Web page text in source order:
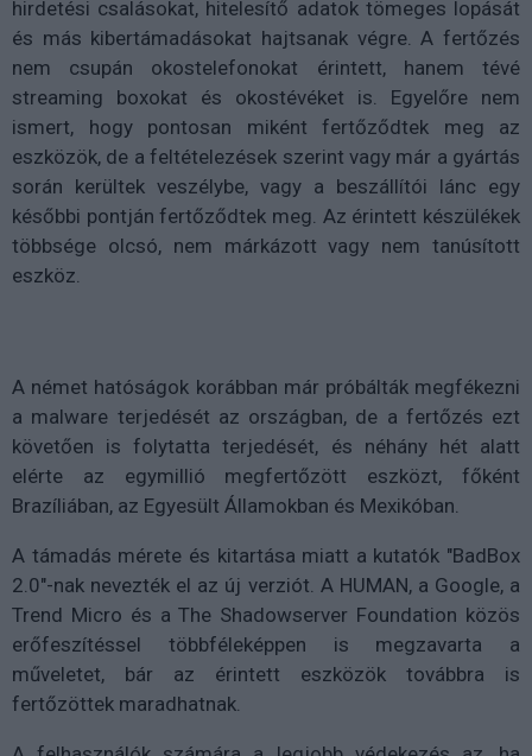
hirdetési csalásokat, hitelesítő adatok tömeges lopását
és más kibertámadásokat hajtsanak végre. A fertőzés
nem csupán okostelefonokat érintett, hanem tévé
streaming boxokat és okostévéket is. Egyelőre nem
ismert, hogy pontosan miként fertőződtek meg az
eszközök, de a feltételezések szerint vagy már a gyártás
során kerültek veszélybe, vagy a beszállítói lánc egy
későbbi pontján fertőződtek meg. Az érintett készülékek
többsége olcsó, nem márkázott vagy nem tanúsított
eszköz.
A német hatóságok korábban már próbálták megfékezni
a malware terjedését az országban, de a fertőzés ezt
követően is folytatta terjedését, és néhány hét alatt
elérte az egymillió megfertőzött eszközt, főként
Brazíliában, az Egyesült Államokban és Mexikóban.
A támadás mérete és kitartása miatt a kutatók "BadBox
2.0"-nak nevezték el az új verziót. A HUMAN, a Google, a
Trend Micro és a The Shadowserver Foundation közös
erőfeszítéssel többféleképpen is megzavarta a
műveletet, bár az érintett eszközök továbbra is
fertőzöttek maradhatnak.